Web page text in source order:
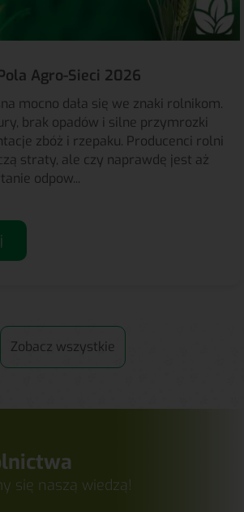
Agro-Sieci 2026
mocno dała się we znaki rolnikom.
brak opadów i silne przymrozki
zbóż i rzepaku. Producenci rolni
straty, ale czy naprawdę jest aż
odpow...
Zobacz wszystkie
się naszą wiedzą!